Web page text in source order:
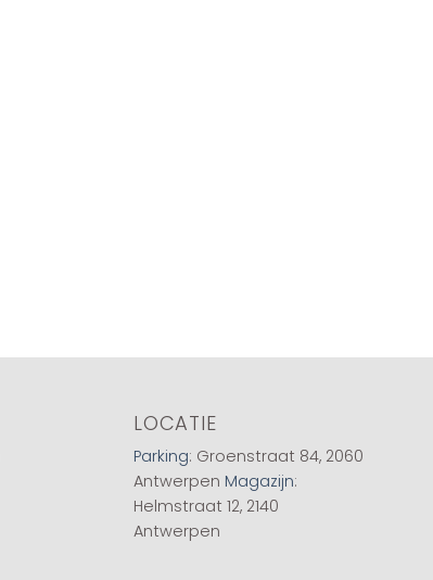
LOCATIE
Parking: Groenstraat 84, 2060
Antwerpen Magazijn:
Helmstraat 12, 2140
Antwerpen